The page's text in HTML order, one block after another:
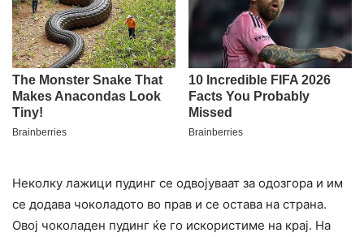
Неколку лажици пудинг се одвојуваат за одозгора и им
се додава чоколадото во прав и се остава на страна.
Овој чоколаден пудинг ќе го искористиме на крај. На